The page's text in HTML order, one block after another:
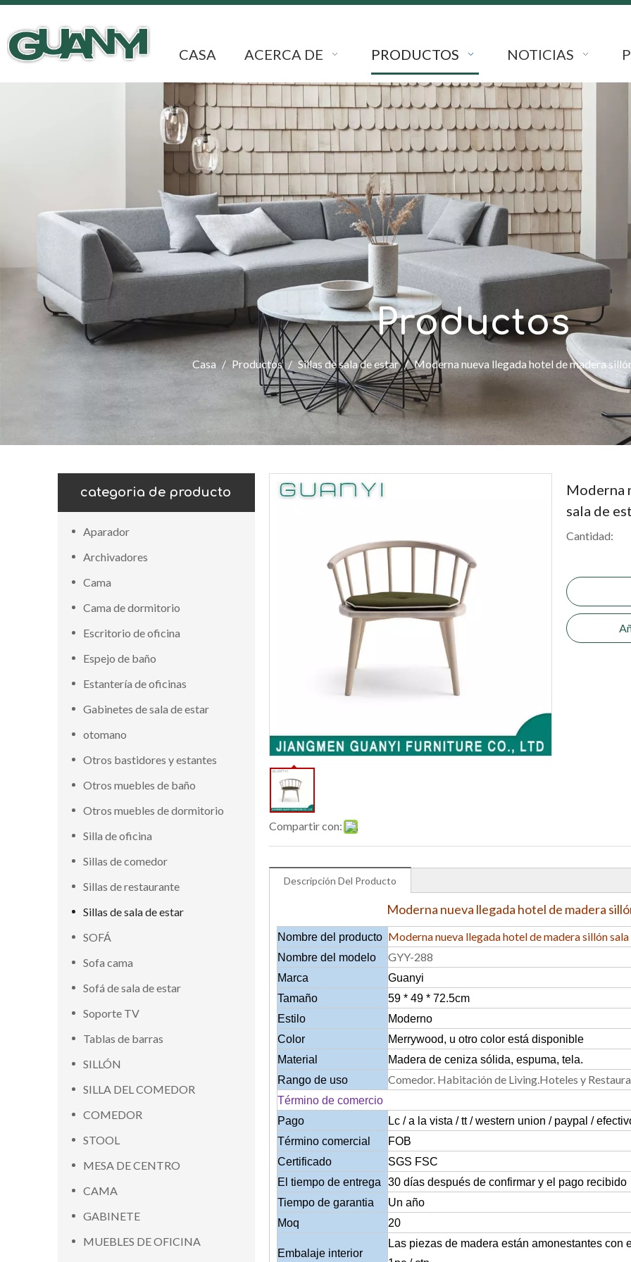
CASA ACERCA DE PRODUCTOS NOTICIAS
Productos
Casa / Productos / Sillas de sala de estar / Moderna nueva llegada hotel de madera
categoria de producto
Aparador
Archivadores
Cama
Cama de dormitorio
Escritorio de oficina
Espejo de baño
Estantería de oficinas
Gabinetes de sala de estar
otomano
Otros bastidores y estantes
Otros muebles de baño
Otros muebles de dormitorio
Silla de oficina
Sillas de comedor
Sillas de restaurante
Sillas de sala de estar
SOFÁ
Sofa cama
Sofá de sala de estar
Soporte TV
Tablas de barras
SILLÓN
SILLA DEL COMEDOR
COMEDOR
STOOL
MESA DE CENTRO
CAMA
GABINETE
MUEBLES DE OFICINA
Compartir con:
Moderna
sala de
Cantidad:
Descripción Del Producto
Moderna nueva llegada hotel de madera
Nombre del producto Moderna nueva llegada hotel de madera sillón
Nombre del modelo GYY-288
Marca
Guanyi
Tamaño
59 * 49 * 72.5cm
Estilo
Moderno
Color
Merrywood, u otro color está disponible
Material
Madera de ceniza sólida, espuma, tela.
Rango de uso
Comedor. Habitación de Living.Hoteles y
Término de comercio
Pago
Lc / a la vista / tt / western union / paypal /
Término comercial
FOB
Certificado
SGS FSC
El tiempo de entrega
30 días después de confirmar y el pago recibido
Tiempo de garantia
Un año
Moq
20
Embalaje interior
Las piezas de madera están amonestantes